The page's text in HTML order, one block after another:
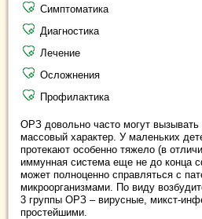
Симптоматика
Диагностика
Лечение
Осложнения
Профилактика
ОРЗ довольно часто могут
массовый характер. У маленьких
протекают особенно тяжело (в
иммунная система еще не до конца
может полноценно справляться с
микроорганизмами. По виду
3 группы ОРЗ – вирусные, микст-
простейшими.